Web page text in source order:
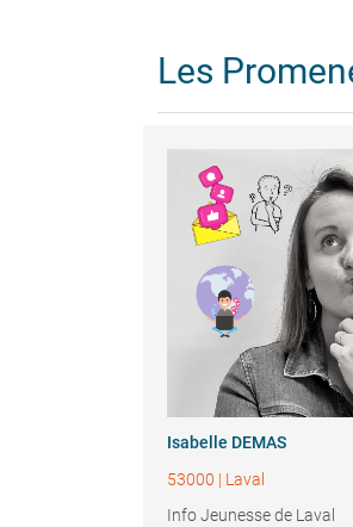
Les
Isabelle DEMAS
53000 | Laval
Info Jeunesse de Laval